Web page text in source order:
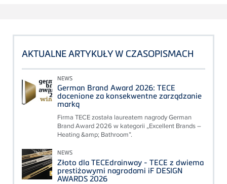
AKTUALNE ARTYKUŁY W CZASOPISMACH
NEWS
German Brand Award 2026: TECE
docenione za konsekwentne zarządzanie
marką
Firma TECE została laureatem nagrody German
Brand Award 2026 w kategorii „Excellent Brands –
Heating &amp; Bathroom”.
NEWS
Złoto dla TECEdrainway - TECE z dwiema
prestiżowymi nagrodami iF DESIGN
AWARDS 2026